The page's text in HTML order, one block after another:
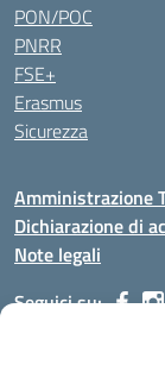
PON/POC
PNRR
FSE+
Erasmus
Sicurezza
Amministrazione
Dichiarazione di
Note legali
Seguici su: